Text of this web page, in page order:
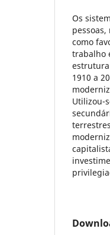
Os
como
trabalho
1910 a
Utilizou-